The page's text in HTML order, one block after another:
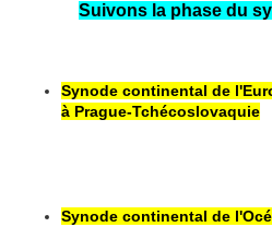
Suivons la phase du
Synode continental de
à Prague-Tchécoslovaquie
Synode continental de